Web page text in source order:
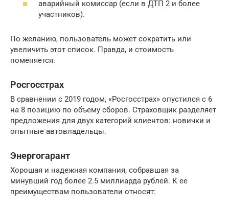
аварийный комиссар (если в ДТП 2 и более
участников).
По желанию, пользователь может сократить или
увеличить этот список. Правда, и стоимость
поменяется.
Росгосстрах
В сравнении с 2019 годом, «Росгосстрах» опустился с 6
на 8 позицию по объему сборов. Страховщик разделяет
предложения для двух категорий клиентов: новички и
опытные автовладельцы.
Энергогарант
Хорошая и надежная компания, собравшая за
минувший год более 2.5 миллиарда рублей. К ее
преимуществам пользователи относят: